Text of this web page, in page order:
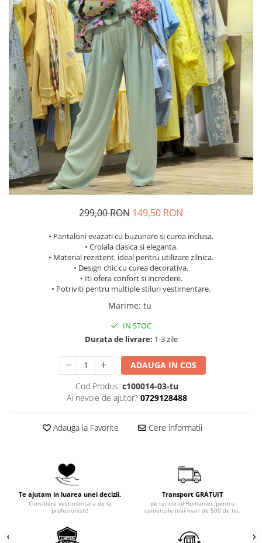
Costume de baie
299,00 RON 149,50 RON
• Pantaloni evazati cu buzunare si curea inclusa.
• Croiala clasica si eleganta.
• Material rezistent, ideal pentru utilizare zilnica.
• Design chic cu curea decorativa.
• Iti ofera confort si incredere.
• Potriviti pentru multiple stiluri vestimentare.
Marime: tu
IN STOC
Durata de livrare: 1-3 zile
ADAUGA IN COS
Cod Produs: c100014-03-tu
Ai nevoie de ajutor? 0729128488
Adauga la Favorite Cere informatii
Te ajutam in luarea unei decizii.
Consiliere vestimentara de la
profesionisti!
Transport GRATUIT
pe teritoriul Romaniei, pentru
comenzile mai mari de 500 de lei.